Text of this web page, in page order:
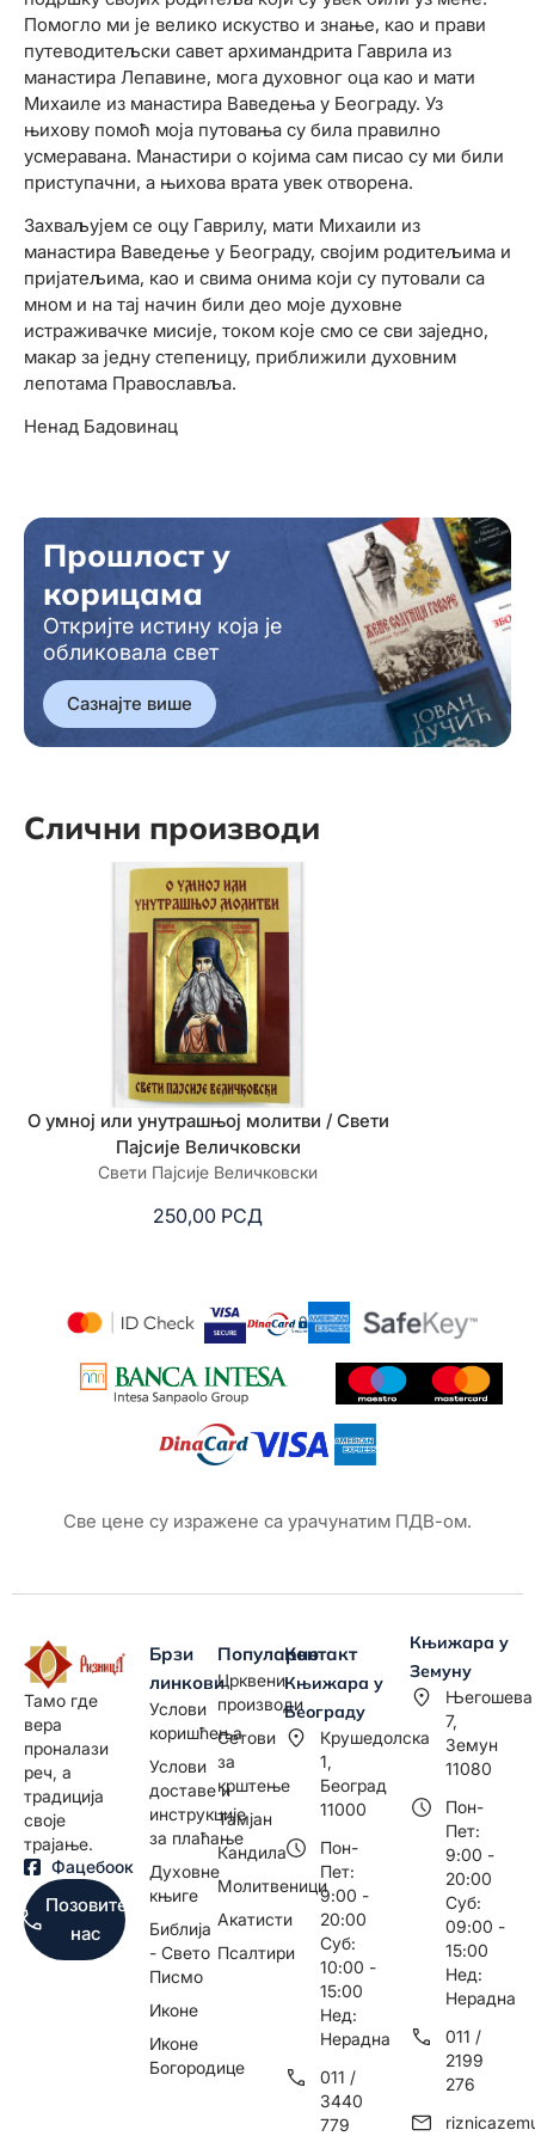
Помогло ми је велико искуство и знање, као и прави
путеводитељски савет архимандрита Гаврила из
манастира Лепавине, мога духовног оца као и мати
Михаиле из манастира Ваведења у Београду. Уз
њихову помоћ моја путовања су била правилно
усмеравана. Манастири о којима сам писао су ми били
приступачни, а њихова врата увек отворена.
Захваљујем се оцу Гаврилу, мати Михаили из
манастира Ваведење у Београду, својим родитељима и
пријатељима, као и свима онима који су путовали са
мном и на тај начин били део моје духовне
истраживачке мисије, током које смо се сви заједно,
макар за једну степеницу, приближили духовним
лепотама Православља.
Ненад Бадовинац
Прошлост у
корицама
Откријте истину која је
обликовала свет
Сазнајте више
Слични производи
О умној или унутрашњој молитви / Свети
Пајсије Величковски
Свети Пајсије Величковски
250,00 РСД
Све цене су изражене са урачунатим ПДВ-ом.
Тамо где
вера
проналази
реч, а
традиција
своје
трајање.
Фацебоок
Позовите
нас
Брзи
линкови
Услови
коришћења
Услови
доставе и
инструкције
за плаћање
Духовне
књиге
Библија
- Свето
Писмо
Иконе
Иконе
Богородице
Популарно
Црквени
производи
Сетови
за
крштење
Тамјан
Кандила
Молитвеници
Акатисти
Псалтири
Контакт
Књижара у
Београду
Крушедолска
1,
Београд
11000
Пон-
Пет:
9:00 -
20:00
Суб:
10:00 -
15:00
Нед:
Нерадна
011 /
3440
779
Књижара у
Земуну
Његошева
7,
Земун
11080
Пон-
Пет:
9:00 -
20:00
Суб:
09:00 -
15:00
Нед:
Нерадна
011 /
2199
276